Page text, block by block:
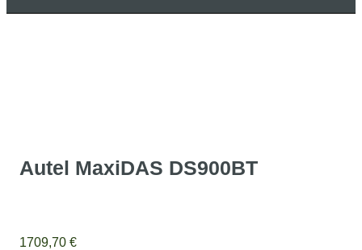
Autel MaxiDAS DS900BT
1709,70 €